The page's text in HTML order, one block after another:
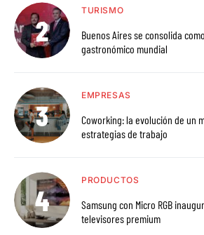
TURISMO
Buenos Aires se consolida
gastronómico mundial
EMPRESAS
Coworking: la evolución de un
estrategias de trabajo
PRODUCTOS
Samsung con Micro RGB
televisores premium